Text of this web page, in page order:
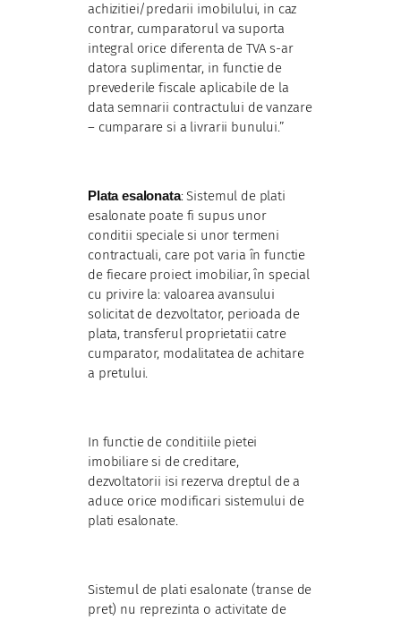
achizitiei/predarii imobilului, in caz
contrar, cumparatorul va suporta
integral orice diferenta de TVA s-ar
datora suplimentar, in functie de
prevederile fiscale aplicabile de la
data semnarii contractului de vanzare
– cumparare si a livrarii bunului.”
Plata esalonata: Sistemul de plati
esalonate poate fi supus unor
conditii speciale si unor termeni
contractuali, care pot varia în functie
de fiecare proiect imobiliar, în special
cu privire la: valoarea avansului
solicitat de dezvoltator, perioada de
plata, transferul proprietatii catre
cumparator, modalitatea de achitare
a pretului.
In functie de conditiile pietei
imobiliare si de creditare,
dezvoltatorii isi rezerva dreptul de a
aduce orice modificari sistemului de
plati esalonate.
Sistemul de plati esalonate (transe de
pret) nu reprezinta o activitate de